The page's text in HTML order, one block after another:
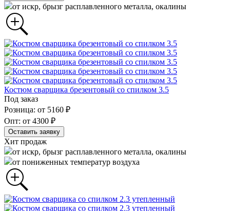
от искр, брызг расплавленного металла, окалины
Костюм сварщика брезентовый со спилком 3.5
Под заказ
Розница: от 5160 ₽
Опт: от 4300 ₽
Оставить заявку
Хит продаж
от искр, брызг расплавленного металла, окалины
от пониженных температур воздуха